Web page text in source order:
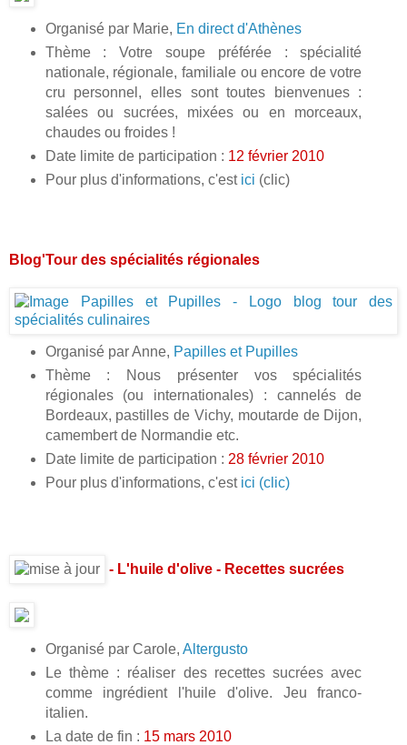
Organisé par Marie, En direct d'Athènes
Thème : Votre soupe préférée : spécialité
nationale, régionale, familiale ou encore de votre
cru personnel, elles sont toutes bienvenues :
salées ou sucrées, mixées ou en morceaux,
chaudes ou froides !
Date limite de participation : 12 février 2010
Pour plus d'informations, c'est ici (clic)
Blog'Tour des spécialités régionales
Organisé par Anne, Papilles et Pupilles
Thème : Nous présenter vos spécialités
régionales (ou internationales) : cannelés de
Bordeaux, pastilles de Vichy, moutarde de Dijon,
camembert de Normandie etc.
Date limite de participation : 28 février 2010
Pour plus d'informations, c'est ici (clic)
- L'huile d'olive - Recettes sucrées
Organisé par Carole, Altergusto
Le thème : réaliser des recettes sucrées avec
comme ingrédient l'huile d'olive. Jeu franco-
italien.
La date de fin : 15 mars 2010